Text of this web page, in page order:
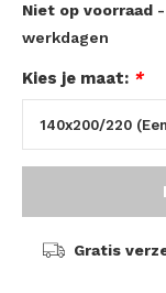
Niet op voorraad
werkdagen
Kies je maat: *
Gratis